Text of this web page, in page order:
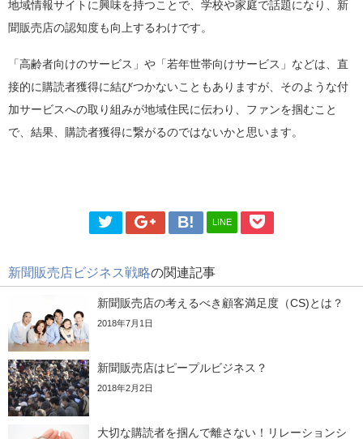
地域情報サイトに興味を持つことで、学校や家庭で話題になり、新
聞販売店の認知度も向上するわけです。
「高齢者向けのサービス」や「若年世帯向けサービス」などは、直
接的に購読者獲得に結びつかないこともありますが、そのような付
加サービスへの取り組みが地域住民に伝わり、ファンを掴むこと
で、結果、購読者獲得に繋がるのではないかと思います。
LINE
新聞販売店ビジネス戦略の関連記事
新聞販売店の考えるべき顧客満足度（CS)とは？
2018年7月1日
新聞販売店はピープルビジネス？
2018年2月2日
大切な購読者を掴んで離さない！リレーションシ